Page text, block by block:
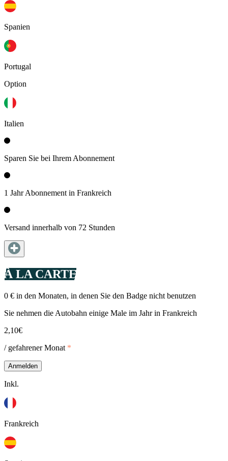
Spanien
Portugal
Option
Italien
Sparen Sie bei Ihrem Abonnement
1 Jahr Abonnement in Frankreich
Versand innerhalb von 72 Stunden
À LA CARTE
0 € in den Monaten, in denen Sie den Badge nicht benutzen
Sie nehmen die Autobahn einige Male im Jahr in Frankreich
2,10€
/ gefahrener Monat *
Anmelden
Inkl.
Frankreich